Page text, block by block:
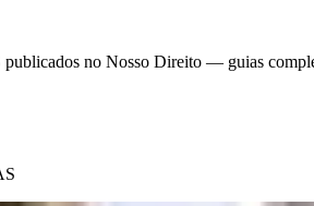
no Nosso Direito — guias